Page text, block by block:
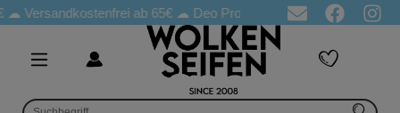
ab 65€ ☁ Deo Proben in jeder Bestellung ☁